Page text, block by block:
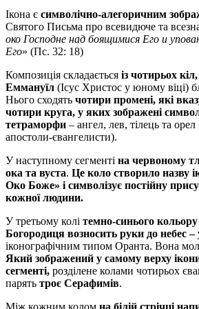
Ікона є символічно-алегоричним
Святого Письма про всевидюче та
око Господне над боящимися Его и
Его» (Пс. 32: 18)
Композиція складається із чотирьох
Еммануїл (Ісус Христос у юному віці)
Нього сходять чотири промені, які
чотири круга, у яких зображені
тетраморфи – ангел, лев, тілець та орел
апостоли-євангелисти).
У наступному сегменті на червоному
ока та вуста. Це коло створило назву
Око Боже» і символізує постійну
кожної людини.
У третьому колі темно-синього
Богородиця возносить руки до небес –
іконографічним типом Оранта. Вона
Який зображений у самому верху
сегменті, розділене колами чотирьох
парять троє Серафимів.